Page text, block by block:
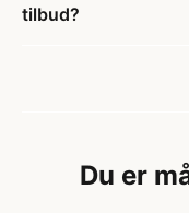
tilbud?
Du er